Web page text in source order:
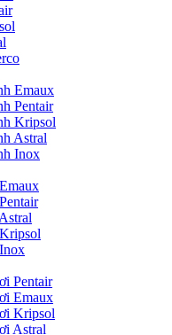
Emaux
Pentair
Kripsol
Astral
Inox
Pentair
Emaux
Kripsol
Astral